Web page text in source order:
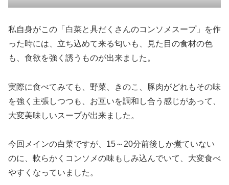
私自身がこの「白菜と具だくさんのコンソメスープ」を作
った時には、立ち込めて来る匂いも、見た目の食材の色
も、食欲を強く誘うものが出来ました。
実際に食べてみても、野菜、きのこ、豚肉がどれもその味
を強く主張しつつも、お互いを調和し合う感じがあって、
大変美味しいスープが出来ました。
今回メインの白菜ですが、15～20分前後しか煮ていない
のに、軟らかくコンソメの味もしみ込んでいて、大変食べ
やすくなっていました。